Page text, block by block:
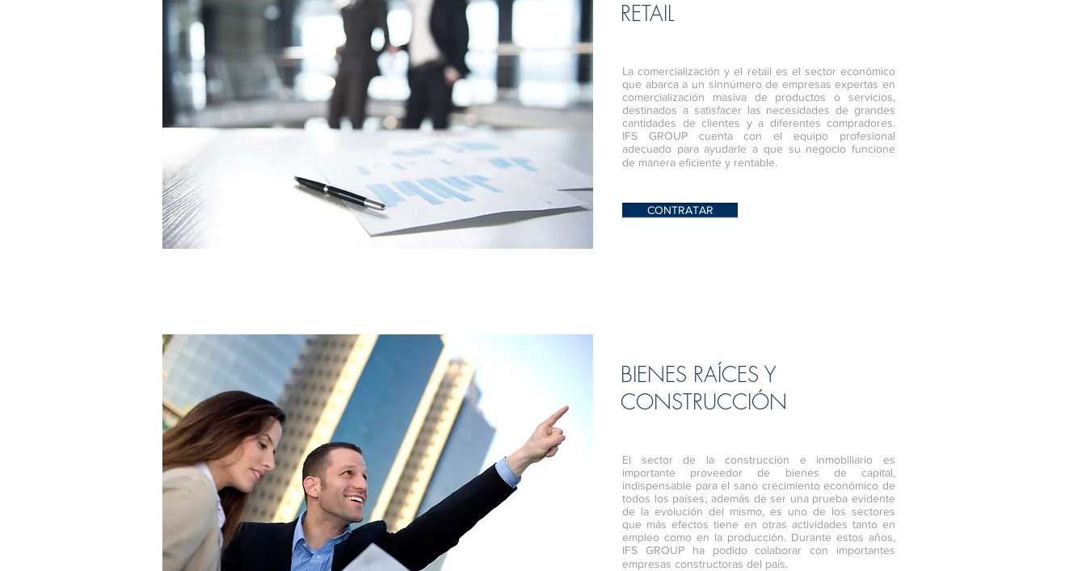
RETAIL
La comercialización y el retail es el sector económico
que abarca a un sinnúmero de empresas expertas en
comercialización masiva de productos o servicios,
destinados a satisfacer las necesidades de grandes
cantidades de clientes y a diferentes compradores.
IFS GROUP cuenta con el equipo profesional
adecuado para ayudarle a que su negocio funcione
de manera eficiente y rentable.
CONTRATAR
BIENES RAÍCES Y
CONSTRUCCIÓN
El sector de la construcción e inmobiliario es
importante proveedor de bienes de capital,
indispensable para el sano crecimiento económico de
todos los países; además de ser una prueba evidente
de la evolución del mismo, es uno de los sectores
que más efectos tiene en otras actividades tanto en
empleo como en la producción. Durante estos años,
IFS GROUP ha podido colaborar con importantes
empresas constructoras del país.